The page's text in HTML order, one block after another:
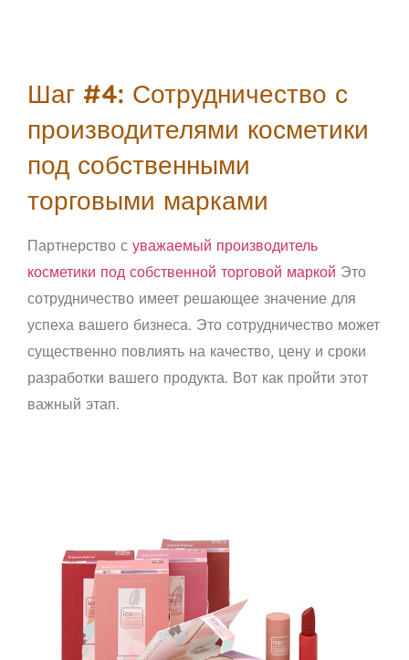
Шаг #4: Сотрудничество с
производителями косметики
под собственными
торговыми марками
Партнерство с уважаемый производитель
косметики под собственной торговой маркой Это
сотрудничество имеет решающее значение для
успеха вашего бизнеса. Это сотрудничество может
существенно повлиять на качество, цену и сроки
разработки вашего продукта. Вот как пройти этот
важный этап.